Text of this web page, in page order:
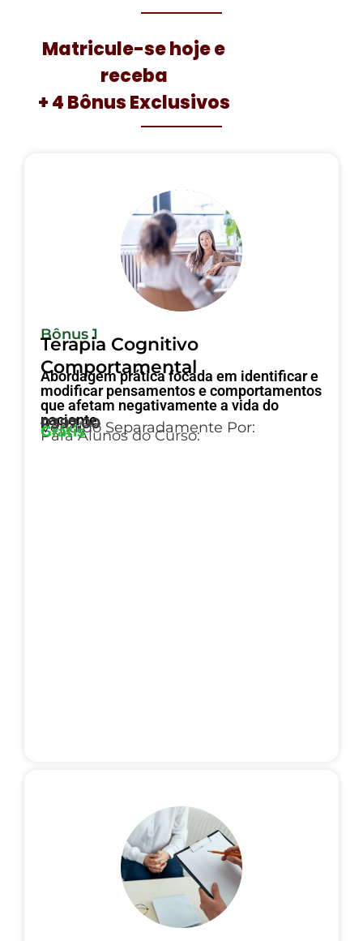
Matricule-se hoje e
receba
+ 4 Bônus Exclusivos
Bônus 1
Terapia Cognitivo
Comportamental
Abordagem prática focada em identificar e
modificar pensamentos e comportamentos
que afetam negativamente a vida do
paciente.
Vendido Separadamente Por:
R397,00
Para Alunos do Curso:
Grátis